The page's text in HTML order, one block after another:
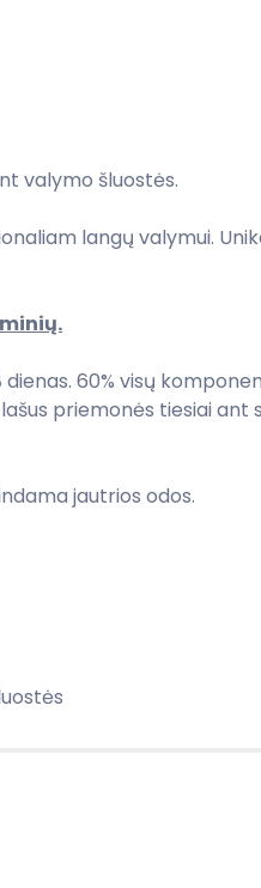
valymo šluostės.
langų valymui.
60% visų
priemonės tiesiai
jautrios odos.